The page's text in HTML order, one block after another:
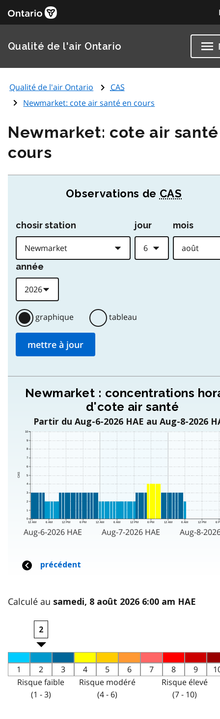
Qualité de l'air Ontario
Qualité de l'air Ontario
CAS
Newmarket: cote air santé en cours
Newmarket: cote air
cours
Calculé au samedi, 8 août 2026 6:00 am HAE
2
1 2 3 4 5 6 7 8 9
Risque faible
(1 - 3)
Risque modéré
(4 - 6)
Risque élevé
(7 - 10)